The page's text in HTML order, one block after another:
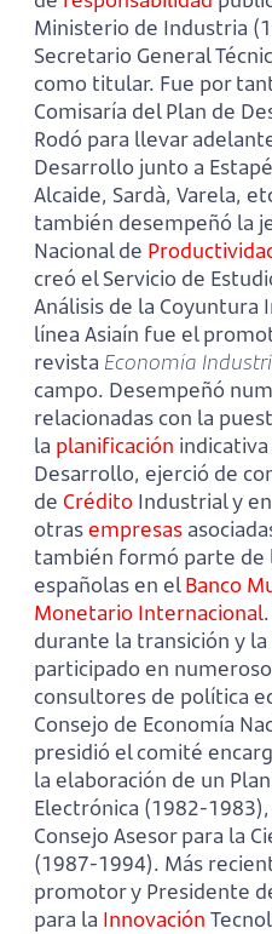
Ministerio de Industria
Secretario General
como titular. Fue por
Comisaría del Plan de
Rodó para llevar
Desarrollo junto a
Alcaide, Sardà, Varela,
también desempeñó la
Nacional de
creó el Servicio de
Análisis de la Coyuntura
línea Asiaín fue el
revista Economía
campo. Desempeñó
relacionadas con la
la planificación
Desarrollo, ejerció de
de Crédito Industrial y en
otrasempresas
también formó parte de
españolas en elBanco
Monetario Internacional
durante la transición y la
participado en
consultores de política
Consejo de Economía
presidió el comité
la elaboración de un
Electrónica (1982-
Consejo Asesor para la
(1987-1994). Más
promotor y Presidente
para la Innovación